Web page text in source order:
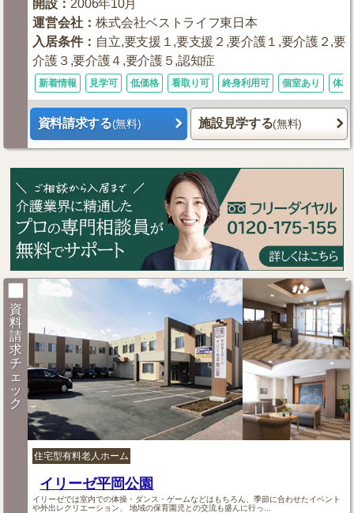
開設 ： 2006年10月
運営会社 ：株式会社ベストライフ東日本
入居条件： 自立,要支援１,要支援２,要介護１,要介護２,要
介護３,要介護４,要介護５,認知症
新着情報 見学可 低価格 看取り可 終身利用可 個室あり 体験
資料請求する(無料) 施設見学する(無料)
資
料
請
求
チ
ェ
ッ
ク
住宅型有料老人ホーム
イリーゼ平岡公園
イリーゼでは室内での体操・ダンス・ゲームなどはもちろん、季節に合わせたイベント
や外出レクリエーション、 地域の保育園児との交流も盛んに行っ...